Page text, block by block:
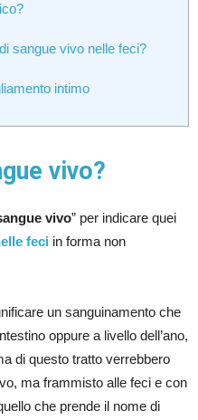
sangue vivo nelle feci?
intimo
vivo?
vivo” per indicare quei
feci in forma non
un sanguinamento che
oppure a livello dell’ano,
di questo tratto verrebbero
ma frammisto alle feci e con
che prende il nome di